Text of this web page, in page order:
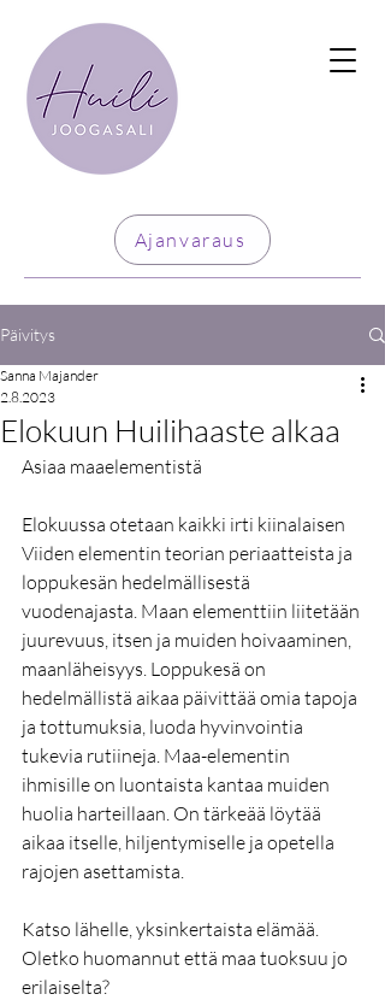
Ajanvaraus
Päivitys
Elokuun Huilihaaste alkaa
Sanna Majander
2.8.2023
Asiaa maaelementistä
Elokuussa otetaan kaikki irti kiinalaisen
Viiden elementin teorian periaatteista ja
loppukesän hedelmällisestä
vuodenajasta. Maan elementtiin liitetään
juurevuus, itsen ja muiden hoivaaminen,
maanläheisyys. Loppukesä on
hedelmällistä aikaa päivittää omia tapoja
ja tottumuksia, luoda hyvinvointia
tukevia rutiineja. Maa-elementin
ihmisille on luontaista kantaa muiden
huolia harteillaan. On tärkeää löytää
aikaa itselle, hiljentymiselle ja opetella
rajojen asettamista.
Katso lähelle, yksinkertaista elämää.
Oletko huomannut että maa tuoksuu jo
erilaiselta?